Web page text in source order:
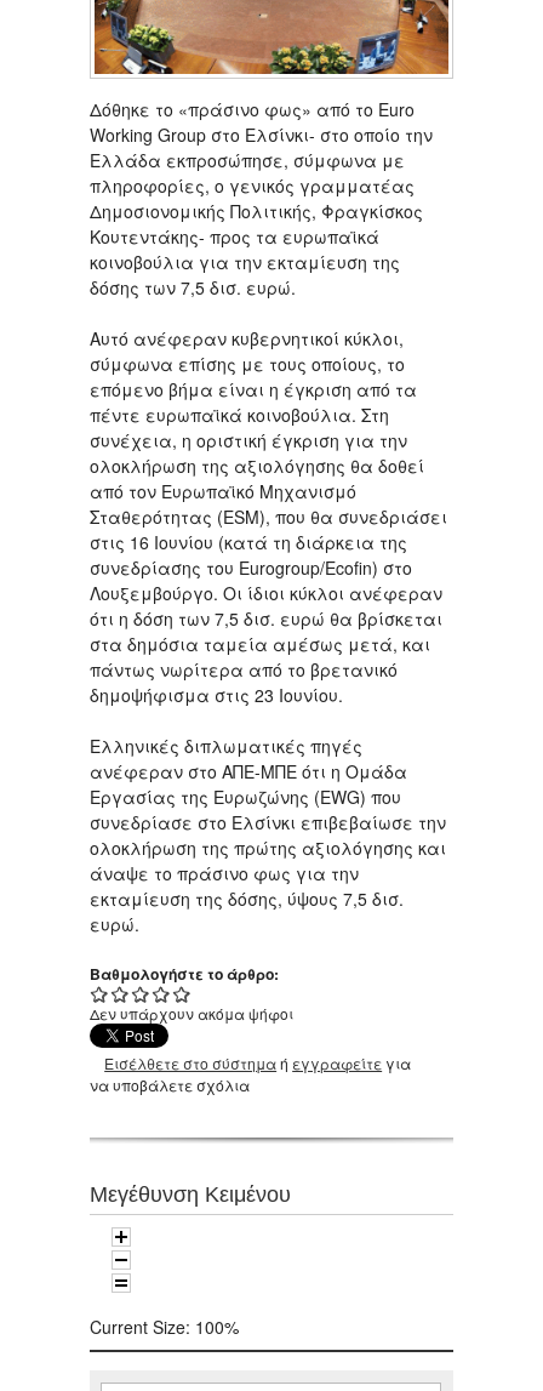
Δόθηκε το «πράσινο φως» από το Euro
Working Group στο Ελσίνκι- στο οποίο την
Ελλάδα εκπροσώπησε, σύμφωνα με
πληροφορίες, ο γενικός γραμματέας
Δημοσιονομικής Πολιτικής, Φραγκίσκος
Κουτεντάκης- προς τα ευρωπαϊκά
κοινοβούλια για την εκταμίευση της
δόσης των 7,5 δισ. ευρώ.
Αυτό ανέφεραν κυβερνητικοί κύκλοι,
σύμφωνα επίσης με τους οποίους, το
επόμενο βήμα είναι η έγκριση από τα
πέντε ευρωπαϊκά κοινοβούλια. Στη
συνέχεια, η οριστική έγκριση για την
ολοκλήρωση της αξιολόγησης θα δοθεί
από τον Ευρωπαϊκό Μηχανισμό
Σταθερότητας (ESM), που θα συνεδριάσει
στις 16 Ιουνίου (κατά τη διάρκεια της
συνεδρίασης του Eurogroup/Ecofin) στο
Λουξεμβούργο. Οι ίδιοι κύκλοι ανέφεραν
ότι η δόση των 7,5 δισ. ευρώ θα βρίσκεται
στα δημόσια ταμεία αμέσως μετά, και
πάντως νωρίτερα από το βρετανικό
δημοψήφισμα στις 23 Ιουνίου.
Ελληνικές διπλωματικές πηγές
ανέφεραν στο ΑΠΕ-ΜΠΕ ότι η Ομάδα
Εργασίας της Ευρωζώνης (EWG) που
συνεδρίασε στο Ελσίνκι επιβεβαίωσε την
ολοκλήρωση της πρώτης αξιολόγησης και
άναψε το πράσινο φως για την
εκταμίευση της δόσης, ύψους 7,5 δισ.
ευρώ.
Βαθμολογήστε το άρθρο:
Δεν υπάρχουν ακόμα ψήφοι
Εισέλθετε στο σύστημαή εγγραφείτε για
να υποβάλετε σχόλια
Μεγέθυνση Κειμένου
Current Size: 100%
Αναζήτηση